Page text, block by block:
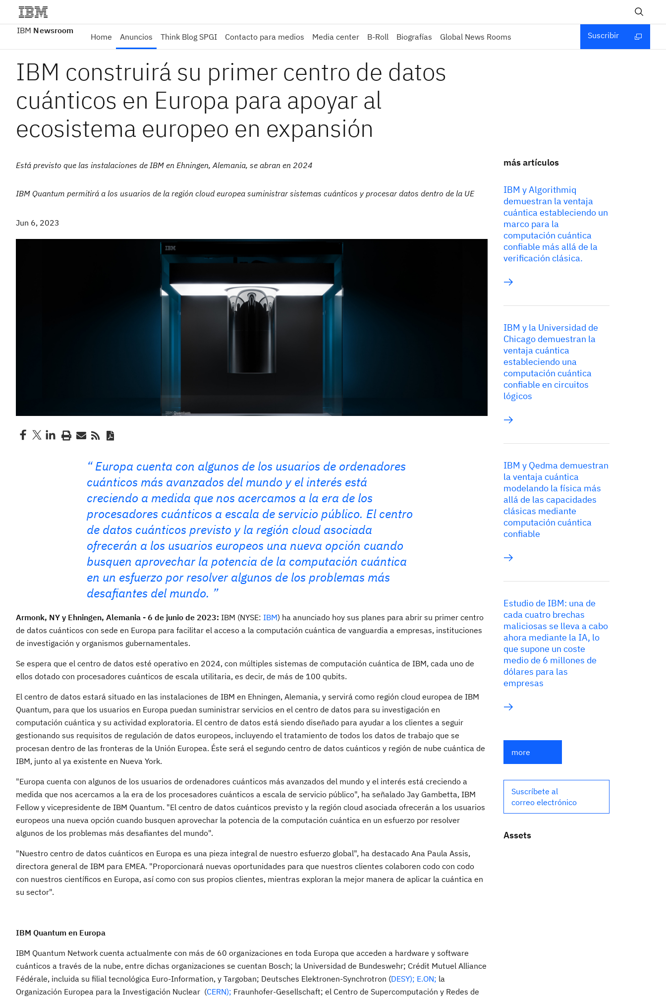
IBM Newsroom
Home Anuncios Think Blog SPGI Contacto para medios Media center B-Roll Biografías Global News Rooms Suscribir
IBM construirá su primer centro de datos
cuánticos en Europa para apoyar al
ecosistema europeo en expansión
Está previsto que las instalaciones de IBM en Ehningen, Alemania, se abran en 2024
IBM Quantum permitirá a los usuarios de la región cloud europea suministrar sistemas cuánticos y procesar datos dentro de la UE
Jun 6, 2023
Europa cuenta con algunos de los usuarios de ordenadores
cuánticos más avanzados del mundo y el interés está
creciendo a medida que nos acercamos a la era de los
procesadores cuánticos a escala de servicio público. El centro
de datos cuánticos previsto y la región cloud asociada
ofrecerán a los usuarios europeos una nueva opción cuando
busquen aprovechar la potencia de la computación cuántica
en un esfuerzo por resolver algunos de los problemas más
desafiantes del mundo.
Armonk, NY y Ehningen, Alemania - 6 de junio de 2023: IBM (NYSE: IBM) ha anunciado hoy sus planes para abrir su primer centro
de datos cuánticos con sede en Europa para facilitar el acceso a la computación cuántica de vanguardia a empresas, instituciones
de investigación y organismos gubernamentales.
Se espera que el centro de datos esté operativo en 2024, con múltiples sistemas de computación cuántica de IBM, cada uno de
ellos dotado con procesadores cuánticos de escala utilitaria, es decir, de más de 100 qubits.
El centro de datos estará situado en las instalaciones de IBM en Ehningen, Alemania, y servirá como región cloud europea de IBM
Quantum, para que los usuarios en Europa puedan suministrar servicios en el centro de datos para su investigación en
computación cuántica y su actividad exploratoria. El centro de datos está siendo diseñado para ayudar a los clientes a seguir
gestionando sus requisitos de regulación de datos europeos, incluyendo el tratamiento de todos los datos de trabajo que se
procesan dentro de las fronteras de la Unión Europea. Éste será el segundo centro de datos cuánticos y región de nube cuántica de
IBM, junto al ya existente en Nueva York.
"Europa cuenta con algunos de los usuarios de ordenadores cuánticos más avanzados del mundo y el interés está creciendo a
medida que nos acercamos a la era de los procesadores cuánticos a escala de servicio público", ha señalado Jay Gambetta, IBM
Fellow y vicepresidente de IBM Quantum. "El centro de datos cuánticos previsto y la región cloud asociada ofrecerán a los usuarios
europeos una nueva opción cuando busquen aprovechar la potencia de la computación cuántica en un esfuerzo por resolver
algunos de los problemas más desafiantes del mundo".
"Nuestro centro de datos cuánticos en Europa es una pieza integral de nuestro esfuerzo global", ha destacado Ana Paula Assis,
directora general de IBM para EMEA. "Proporcionará nuevas oportunidades para que nuestros clientes colaboren codo con codo
con nuestros científicos en Europa, así como con sus propios clientes, mientras exploran la mejor manera de aplicar la cuántica en
su sector".
IBM Quantum en Europa
IBM Quantum Network cuenta actualmente con más de 60 organizaciones en toda Europa que acceden a hardware y software
cuánticos a través de la nube, entre dichas organizaciones se cuentan Bosch; la Universidad de Bundeswehr; Crédit Mutuel Alliance
Fédérale, incluida su filial tecnológica Euro-Information, y Targoban; Deutsches Elektronen-Synchrotron (DESY); E.ON; la
Organización Europea para la Investigación Nuclear (CERN); Fraunhofer-Gesellschaft; el Centro de Supercomputación y Redes de
más artículos
IBM y Algorithmiq
demuestran la ventaja
cuántica estableciendo un
marco para la
computación cuántica
confiable más allá de la
verificación clásica.
IBM y la Universidad de
Chicago demuestran la
ventaja cuántica
estableciendo una
computación cuántica
confiable en circuitos
lógicos
IBM y Qedma demuestran
la ventaja cuántica
modelando la física más
allá de las capacidades
clásicas mediante
computación cuántica
confiable
Estudio de IBM: una de
cada cuatro brechas
maliciosas se lleva a cabo
ahora mediante la IA, lo
que supone un coste
medio de 6 millones de
dólares para las
empresas
more
Suscríbete al
correo electrónico
Assets